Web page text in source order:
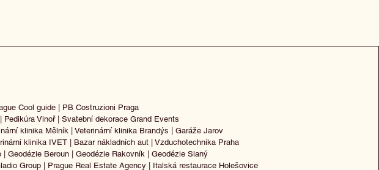
Cool guide | PB Costruzioni Praga
| Pedikúra Vinoř| Svatební dekorace Grand Events
klinika Mělník | Veterinární klinika Brandýs | Garáže Jarov
klinika IVET | Bazar nákladních aut | Vzduchotechnika Praha
| Geodézie Beroun | Geodézie Rakovník | Geodézie Slaný
Group | Prague Real Estate Agency | Italská restaurace Holešovice